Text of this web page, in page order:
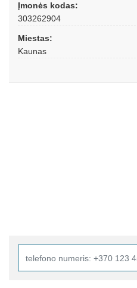
Įmonės kodas:
303262904
Miestas:
Kaunas